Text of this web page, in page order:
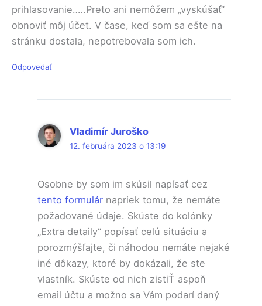
prihlasovanie…..Preto ani nemôžem „vyskúšať“
obnoviť môj účet. V čase, keď som sa ešte na
stránku dostala, nepotrebovala som ich.
Odpovedať
Vladimír Juroško
12. februára 2023 o 13:19
Osobne by som im skúsil napísať cez
tento formulárnapriek tomu, že nemáte
požadované údaje. Skúste do kolónky
„Extra detaily“ popísať celú situáciu a
porozmýšľajte, či náhodou nemáte nejaké
iné dôkazy, ktoré by dokázali, že ste
vlastník. Skúste od nich zistiŤ aspoň
email účtu a možno sa Vám podarí daný